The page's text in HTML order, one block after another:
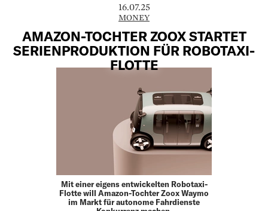
16.07.25
MONEY
AMAZON-TOCHTER ZOOX STARTET
SERIENPRODUKTION FÜR ROBOTAXI-
FLOTTE
Mit einer eigens entwickelten Robotaxi-
Flotte will Amazon-Tochter Zoox Waymo
im Markt für autonome Fahrdienste